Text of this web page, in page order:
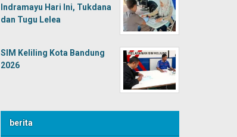
Indramayu Hari Ini, Tukdana
dan Tugu Lelea
SIM Keliling Kota Bandung
2026
berita